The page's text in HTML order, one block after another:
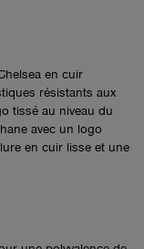
en cuir
résistants aux
tissé au niveau du
avec un logo
en cuir lisse et une